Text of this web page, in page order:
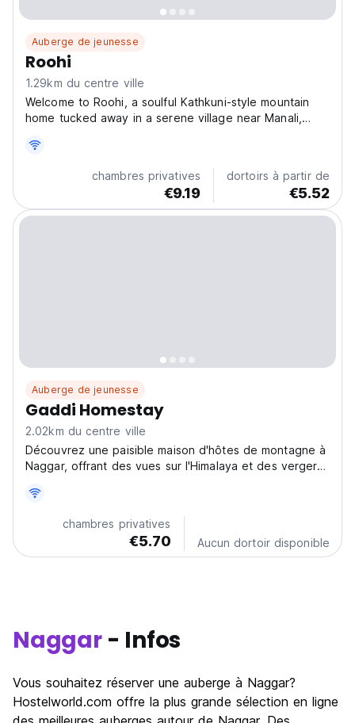
Auberge de jeunesse
Roohi
1.29km du centre ville
Welcome to Roohi, a soulful Kathkuni-style mountain
home tucked away in a serene village near Manali,
and postcard views (with great WiFi!), this is your home
in the Himalayas. Built in the traditional...
chambres privatives
€9.19
dortoirs à partir de
€5.52
Auberge de jeunesse
Gaddi Homestay
2.02km du centre ville
Découvrez une paisible maison d'hôtes de montagne à
Naggar, offrant des vues sur l'Himalaya et des vergers
amoureux de la nature en quête d'un séjour serein à
Naggar. La meilleure maison d'hôtes de Naggar...
chambres privatives
€5.70 Aucun dortoir disponible
Naggar- Infos
Vous souhaitez réserver une auberge à Naggar?
Hostelworld.com offre la plus grande sélection en ligne